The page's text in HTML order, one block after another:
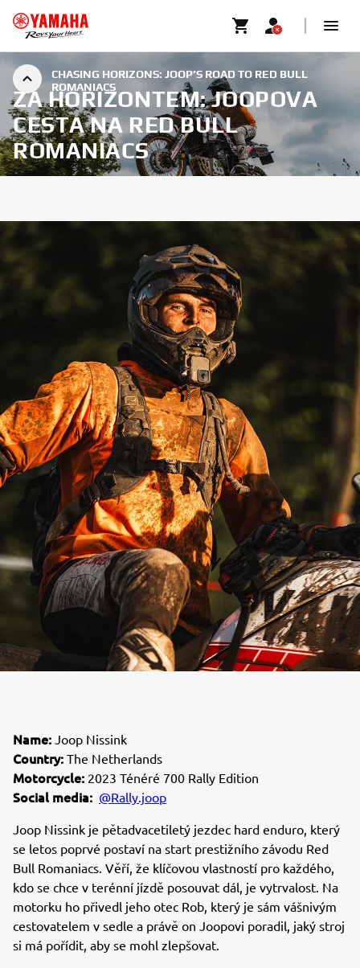
CHASING HORIZONS: JOOP’S ROAD TO RED BULL
ROMANIACS
ZA HORIZONTEM: JOOPOVA
CESTA NA RED BULL
ROMANIACS
Name: Joop Nissink
Country: The Netherlands
Motorcycle: 2023 Ténéré 700 Rally Edition
Social media: @Rally.joop
Joop Nissink je pětadvacetiletý jezdec hard enduro, který
se letos poprvé postaví na start prestižního závodu Red
Bull Romaniacs. Věří, že klíčovou vlastností pro každého,
kdo se chce v terénní jízdě posouvat dál, je vytrvalost. Na
motorku ho přivedl jeho otec Rob, který je sám vášnivým
cestovatelem v sedle a právě on Joopovi poradil, jaký stroj
si má pořídit, aby se mohl zlepšovat.